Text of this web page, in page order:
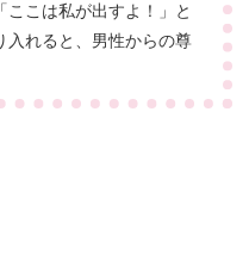
ここは私が出すよ！」と
入れると、男性からの尊